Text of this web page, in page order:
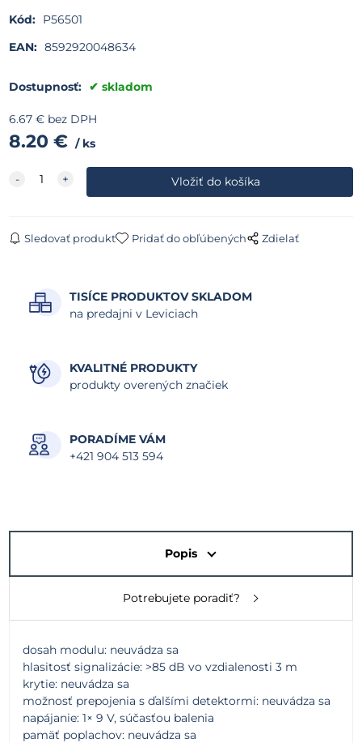
Kód: P56501
EAN: 8592920048634
Dostupnosť: skladom
6.67 € bez DPH
8.20 € ks
Sledovať produkt Pridať do obľúbených Zdielať
TISÍCE PRODUKTOV SKLADOM
na predajni v Leviciach
KVALITNÉ PRODUKTY
produkty overených značiek
PORADÍME VÁM
+421 904 513 594
Popis
Potrebujete poradiť?
dosah modulu: neuvádza sa
hlasitosť signalizácie: >85 dB vo vzdialenosti 3 m
krytie: neuvádza sa
možnosť prepojenia s ďalšími detektormi: neuvádza sa
napájanie: 1× 9 V, súčasťou balenia
pamäť poplachov: neuvádza sa